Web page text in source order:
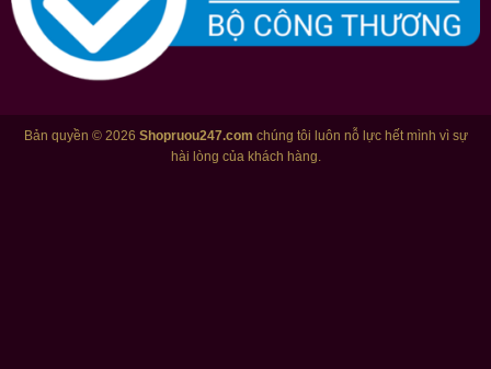
Bản quyền © 2026 Shopruou247.com chúng tôi luôn nỗ lực hết mình vì sự
hài lòng của khách hàng.